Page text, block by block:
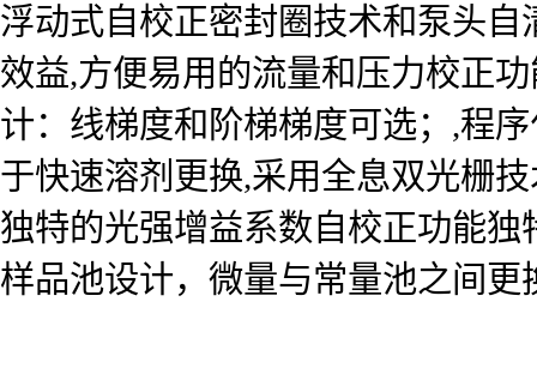
浮动式自校正密封圈技术和泵头
效益,方便易用的流量和压力校正
计：线梯度和阶梯梯度可选；,程
于快速溶剂更换,采用全息双光栅
独特的光强增益系数自校正功能
样品池设计，微量与常量池之间